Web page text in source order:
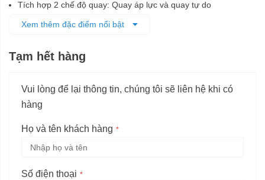
Tích hợp 2 chế độ quay: Quay áp lực và quay tự do
Xem thêm đặc điểm nổi bật
Tạm hết hàng
Vui lòng để lại thông tin, chúng tôi sẽ liên hệ khi có
hàng
Họ và tên khách hàng
Số điện thoại